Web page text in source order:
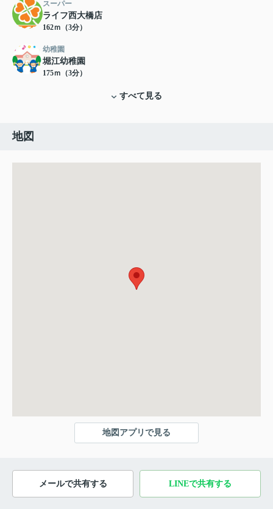
スーパー
ライフ西大橋店
162ｍ（3分）
幼稚園
堀江幼稚園
175ｍ（3分）
すべて見る
地図
地図アプリで見る
メールで共有する LINEで共有する